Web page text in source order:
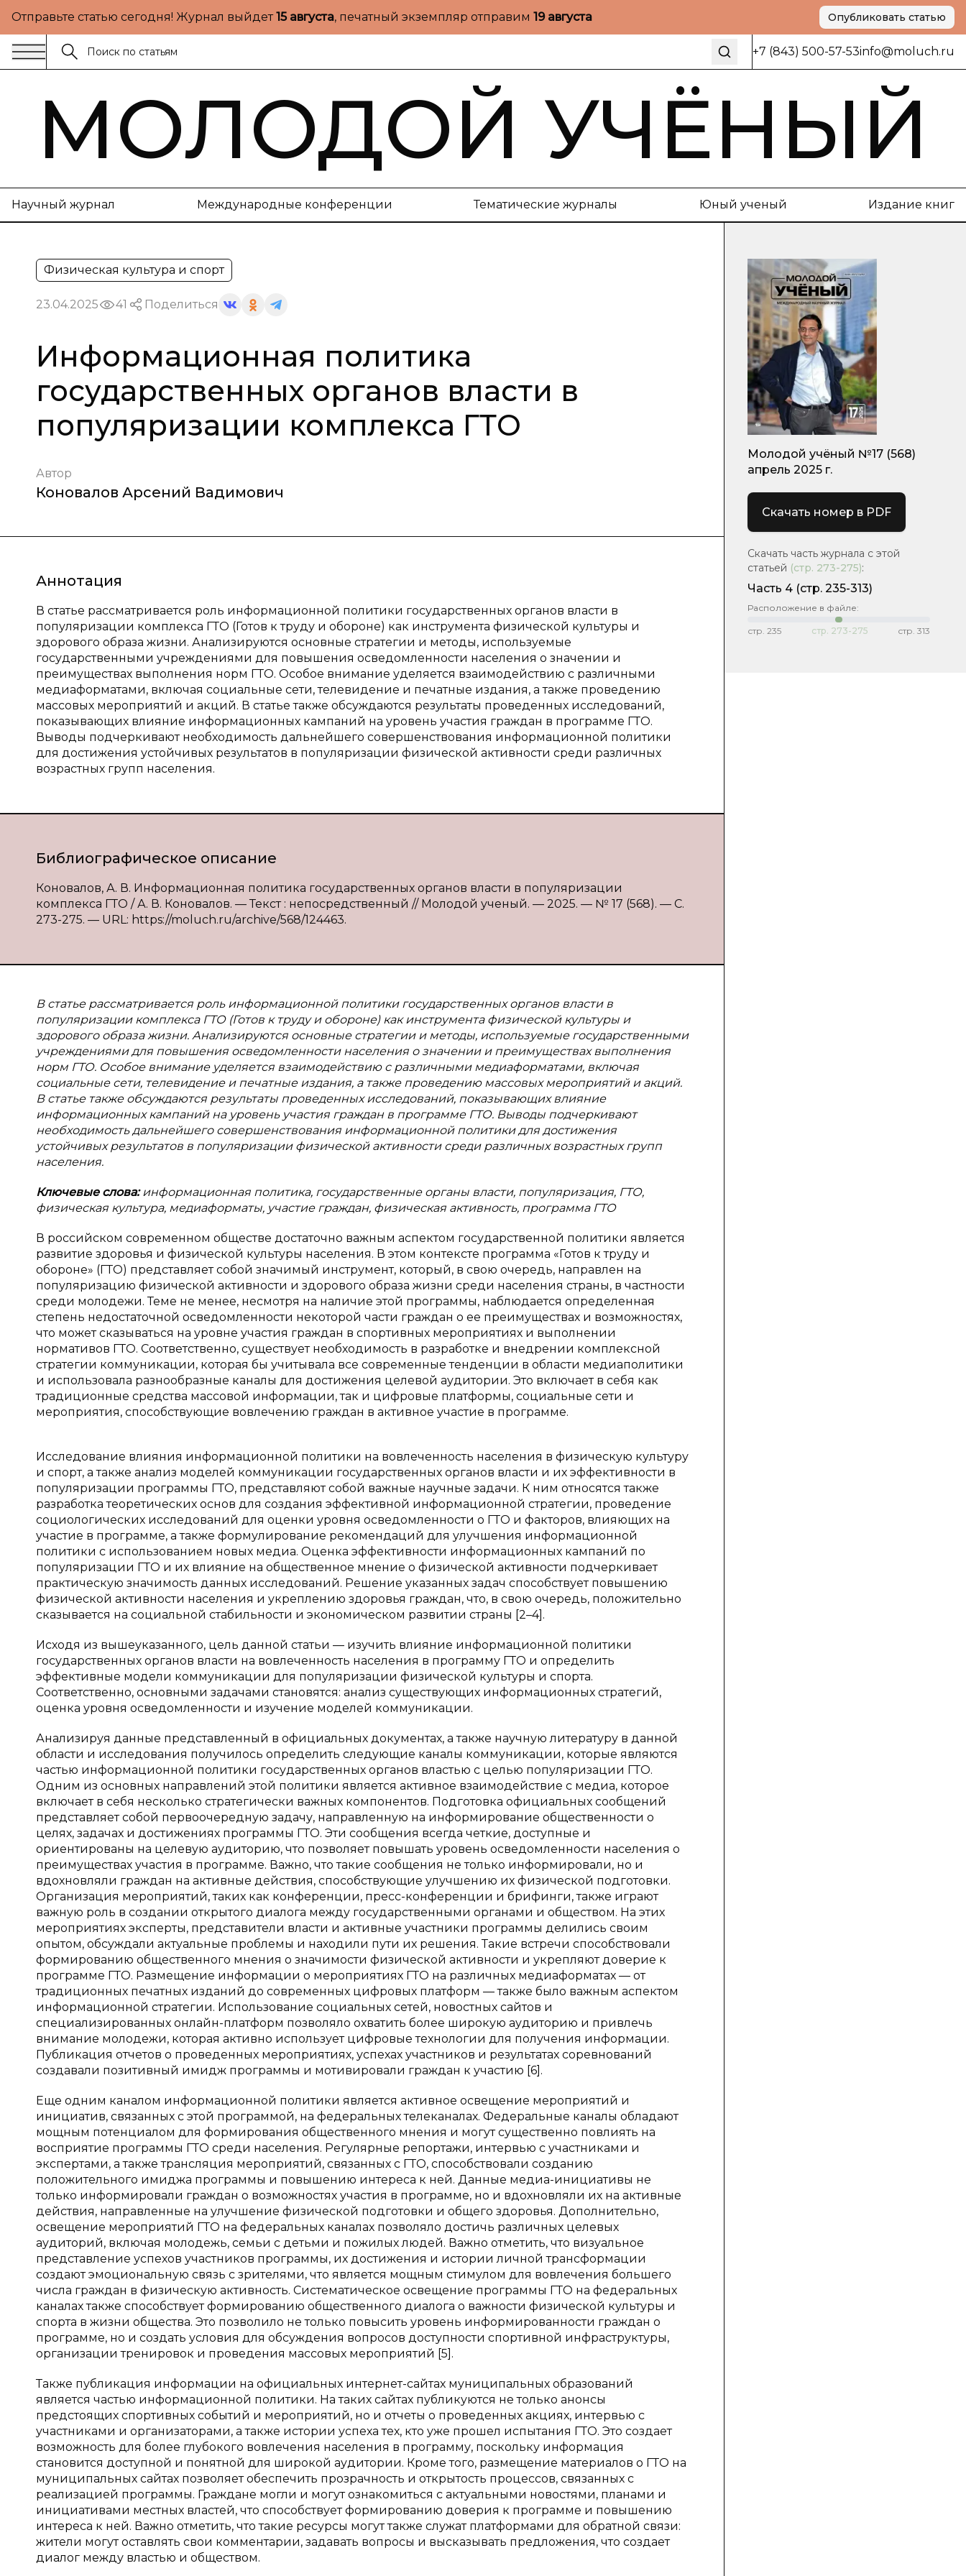
Отправьте статью сегодня! Журнал выйдет15 августа, печатный экземпляр отправим 19 августа Опубликовать статью
+7 (843) 500-57-53info@moluch.ru
МОЛОДОЙ УЧЁНЫЙ
Научный журнал Международные конференции Тематические журналы Юный ученый Издание книг
Физическая культура и спорт
23.04.2025 41 Поделиться
Информационная политика
государственных органов власти в
популяризации комплекса ГТО
Автор
Коновалов Арсений Вадимович
Аннотация
В статье рассматривается роль информационной политики государственных органов власти в
популяризации комплекса ГТО (Готов к труду и обороне) как инструмента физической культуры и
здорового образа жизни. Анализируются основные стратегии и методы, используемые
государственными учреждениями для повышения осведомленности населения о значении и
преимуществах выполнения норм ГТО. Особое внимание уделяется взаимодействию с различными
медиаформатами, включая социальные сети, телевидение и печатные издания, а также проведению
массовых мероприятий и акций. В статье также обсуждаются результаты проведенных исследований,
показывающих влияние информационных кампаний на уровень участия граждан в программе ГТО.
Выводы подчеркивают необходимость дальнейшего совершенствования информационной политики
для достижения устойчивых результатов в популяризации физической активности среди различных
возрастных групп населения.
Библиографическое описание
Коновалов, А. В. Информационная политика государственных органов власти в популяризации
комплекса ГТО / А. В. Коновалов. — Текст : непосредственный // Молодой ученый. — 2025. — № 17 (568). — С.
273-275. — URL: https://moluch.ru/archive/568/124463.
В статье рассматривается роль информационной политики государственных органов власти в
популяризации комплекса ГТО (Готов к труду и обороне) как инструмента физической культуры и
здорового образа жизни. Анализируются основные стратегии и методы, используемые государственными
учреждениями для повышения осведомленности населения о значении и преимуществах выполнения
норм ГТО. Особое внимание уделяется взаимодействию с различными медиаформатами, включая
социальные сети, телевидение и печатные издания, а также проведению массовых мероприятий и акций.
В статье также обсуждаются результаты проведенных исследований, показывающих влияние
информационных кампаний на уровень участия граждан в программе ГТО. Выводы подчеркивают
необходимость дальнейшего совершенствования информационной политики для достижения
устойчивых результатов в популяризации физической активности среди различных возрастных групп
населения.
Ключевые слова:информационная политика, государственные органы власти, популяризация, ГТО,
физическая культура, медиаформаты, участие граждан, физическая активность, программа ГТО
В российском современном обществе достаточно важным аспектом государственной политики является
развитие здоровья и физической культуры населения. В этом контексте программа «Готов к труду и
обороне» (ГТО) представляет собой значимый инструмент, который, в свою очередь, направлен на
популяризацию физической активности и здорового образа жизни среди населения страны, в частности
среди молодежи. Теме не менее, несмотря на наличие этой программы, наблюдается определенная
степень недостаточной осведомленности некоторой части граждан о ее преимуществах и возможностях,
что может сказываться на уровне участия граждан в спортивных мероприятиях и выполнении
нормативов ГТО. Соответственно, существует необходимость в разработке и внедрении комплексной
стратегии коммуникации, которая бы учитывала все современные тенденции в области медиаполитики
и использовала разнообразные каналы для достижения целевой аудитории. Это включает в себя как
традиционные средства массовой информации, так и цифровые платформы, социальные сети и
мероприятия, способствующие вовлечению граждан в активное участие в программе.
Исследование влияния информационной политики на вовлеченность населения в физическую культуру
и спорт, а также анализ моделей коммуникации государственных органов власти и их эффективности в
популяризации программы ГТО, представляют собой важные научные задачи. К ним относятся также
разработка теоретических основ для создания эффективной информационной стратегии, проведение
социологических исследований для оценки уровня осведомленности о ГТО и факторов, влияющих на
участие в программе, а также формулирование рекомендаций для улучшения информационной
политики с использованием новых медиа. Оценка эффективности информационных кампаний по
популяризации ГТО и их влияние на общественное мнение о физической активности подчеркивает
практическую значимость данных исследований. Решение указанных задач способствует повышению
физической активности населения и укреплению здоровья граждан, что, в свою очередь, положительно
сказывается на социальной стабильности и экономическом развитии страны [2–4].
Исходя из вышеуказанного, цель данной статьи — изучить влияние информационной политики
государственных органов власти на вовлеченность населения в программу ГТО и определить
эффективные модели коммуникации для популяризации физической культуры и спорта.
Соответственно, основными задачами становятся: анализ существующих информационных стратегий,
оценка уровня осведомленности и изучение моделей коммуникации.
Анализируя данные представленный в официальных документах, а также научную литературу в данной
области и исследования получилось определить следующие каналы коммуникации, которые являются
частью информационной политики государственных органов властью с целью популяризации ГТО.
Одним из основных направлений этой политики является активное взаимодействие с медиа, которое
включает в себя несколько стратегически важных компонентов. Подготовка официальных сообщений
представляет собой первоочередную задачу, направленную на информирование общественности о
целях, задачах и достижениях программы ГТО. Эти сообщения всегда четкие, доступные и
ориентированы на целевую аудиторию, что позволяет повышать уровень осведомленности населения о
преимуществах участия в программе. Важно, что такие сообщения не только информировали, но и
вдохновляли граждан на активные действия, способствующие улучшению их физической подготовки.
Организация мероприятий, таких как конференции, пресс-конференции и брифинги, также играют
важную роль в создании открытого диалога между государственными органами и обществом. На этих
мероприятиях эксперты, представители власти и активные участники программы делились своим
опытом, обсуждали актуальные проблемы и находили пути их решения. Такие встречи способствовали
формированию общественного мнения о значимости физической активности и укрепляют доверие к
программе ГТО. Размещение информации о мероприятиях ГТО на различных медиаформатах — от
традиционных печатных изданий до современных цифровых платформ — также было важным аспектом
информационной стратегии. Использование социальных сетей, новостных сайтов и
специализированных онлайн-платформ позволяло охватить более широкую аудиторию и привлечь
внимание молодежи, которая активно использует цифровые технологии для получения информации.
Публикация отчетов о проведенных мероприятиях, успехах участников и результатах соревнований
создавали позитивный имидж программы и мотивировали граждан к участию [6].
Еще одним каналом информационной политики является активное освещение мероприятий и
инициатив, связанных с этой программой, на федеральных телеканалах. Федеральные каналы обладают
мощным потенциалом для формирования общественного мнения и могут существенно повлиять на
восприятие программы ГТО среди населения. Регулярные репортажи, интервью с участниками и
экспертами, а также трансляция мероприятий, связанных с ГТО, способствовали созданию
положительного имиджа программы и повышению интереса к ней. Данные медиа-инициативы не
только информировали граждан о возможностях участия в программе, но и вдохновляли их на активные
действия, направленные на улучшение физической подготовки и общего здоровья. Дополнительно,
освещение мероприятий ГТО на федеральных каналах позволяло достичь различных целевых
аудиторий, включая молодежь, семьи с детьми и пожилых людей. Важно отметить, что визуальное
представление успехов участников программы, их достижения и истории личной трансформации
создают эмоциональную связь с зрителями, что является мощным стимулом для вовлечения большего
числа граждан в физическую активность. Систематическое освещение программы ГТО на федеральных
каналах также способствует формированию общественного диалога о важности физической культуры и
спорта в жизни общества. Это позволило не только повысить уровень информированности граждан о
программе, но и создать условия для обсуждения вопросов доступности спортивной инфраструктуры,
организации тренировок и проведения массовых мероприятий [5].
Также публикация информации на официальных интернет-сайтах муниципальных образований
является частью информационной политики. На таких сайтах публикуются не только анонсы
предстоящих спортивных событий и мероприятий, но и отчеты о проведенных акциях, интервью с
участниками и организаторами, а также истории успеха тех, кто уже прошел испытания ГТО. Это создает
возможность для более глубокого вовлечения населения в программу, поскольку информация
становится доступной и понятной для широкой аудитории. Кроме того, размещение материалов о ГТО на
муниципальных сайтах позволяет обеспечить прозрачность и открытость процессов, связанных с
реализацией программы. Граждане могли и могут ознакомиться с актуальными новостями, планами и
инициативами местных властей, что способствует формированию доверия к программе и повышению
интереса к ней. Важно отметить, что такие ресурсы могут также служат платформами для обратной связи:
жители могут оставлять свои комментарии, задавать вопросы и высказывать предложения, что создает
диалог между властью и обществом.
Молодой учёный №17 (568)
апрель 2025 г.
Скачать номер в PDF
Скачать часть журнала с этой
статьей (стр. 273-275):
Часть 4 (стр. 235-313)
Расположение в файле:
стр. 235 стр. 273-275 стр. 313